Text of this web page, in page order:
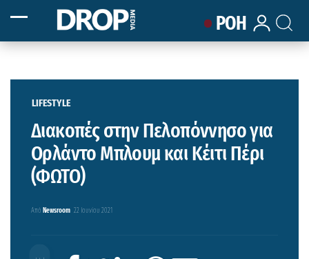
ΡΟΗ
LIFESTYLE
Διακοπές στην Πελοπόννησο για
Ορλάντο Μπλουμ και Κέιτι Πέρι
(ΦΩΤΟ)
Από Newsroom 22 Ιουνίου 2021